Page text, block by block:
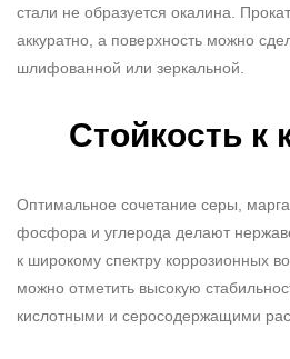
стали не образуется окалина.
аккуратно, а поверхность можно
шлифованной или зеркальной.
Стойкость к
Оптимальное сочетание серы,
фосфора и углерода делают
к широкому спектру коррозионных
можно отметить высокую
кислотными и серосодержащими